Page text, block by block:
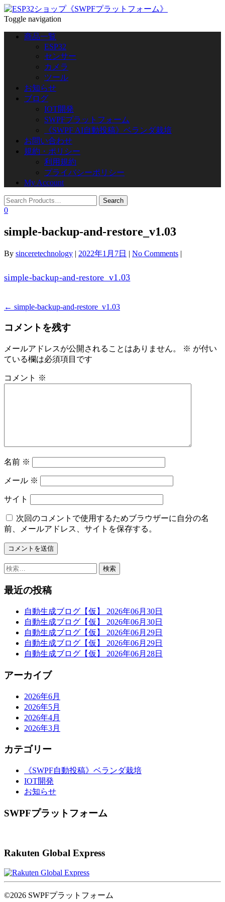
Toggle navigation
商品一覧
ESP32
センサー
カメラ
ツール
お知らせ
ブログ
IOT開発
SWPFプラットフォーム
《SWPF AI自動投稿》ベランダ栽培
お問い合わせ
規約・ポリシー
利用規約
プライバシーポリシー
My Account
0
simple-backup-and-restore_v1.03
By sinceretechnology | 2022年1月7日 | No Comments |
simple-backup-and-restore_v1.03
投
稿
ナ
ビ
ゲ
← simple-backup-and-restore_v1.03
コメントを残す
メールアドレスが公開されることはありません。 ※ が付い
ている欄は必須項目です
コメント ※
名前 ※
メール ※
サイト
次回のコメントで使用するためブラウザーに自分の名
前、メールアドレス、サイトを保存する。
検
最近の投稿
自動生成ブログ【仮】 2026年06月30日
自動生成ブログ【仮】 2026年06月30日
自動生成ブログ【仮】 2026年06月29日
自動生成ブログ【仮】 2026年06月29日
自動生成ブログ【仮】 2026年06月28日
アーカイブ
2026年6月
2026年5月
2026年4月
2026年3月
カテゴリー
《SWPF自動投稿》ベランダ栽培
IOT開発
お知らせ
SWPFプラットフォーム
Rakuten Global Express
©2026 SWPFプラットフォーム